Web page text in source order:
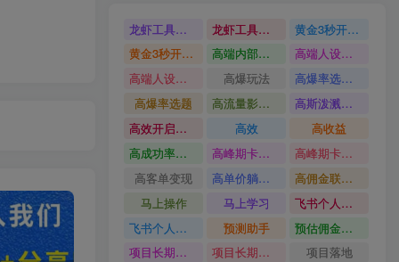
龙虾工具完整部署教学图文视频理财多赛道AI变现 龙虾工具完整部署教学
黄金3秒开头与标题海报玩法六大运营硬核技能高效变现
黄金3秒开头与标题海报玩法
高端内部魔灵召唤挂G打金
高端人设搭建积累客户信任图文剪辑谈单转化实操教学
高端人设搭建积累客户信任
高爆玩法
高爆率选题方法
高爆率选题
高流量影视片
高斯泼溅与游戏化交互课程
高效开启跨境賺钱新通道
高效
高收益
高成功率爆款全流程打法
高峰期卡顿利润被抽干私域直播核心痛点解析
高峰期卡顿利润被抽干
高客单变现
高单价躺賺玩法
高佣金联盟课
马上操作
马上学习
飞书个人版100G注册教程无需额外扩容
飞书个人版100G注册教程
预测助手
预估佣金有2200
项目长期稳定宝妈上班族既能兼职增收
项目长期稳定
项目落地